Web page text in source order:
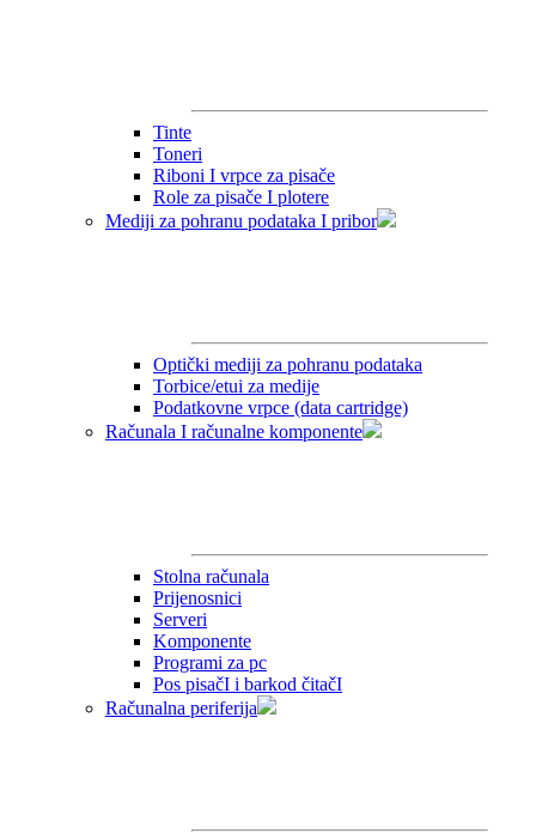
Tinte
Toneri
Riboni I vrpce za pisače
Role za pisače I plotere
Mediji za pohranu podataka I pribor
Optički mediji za pohranu podataka
Torbice/etui za medije
Podatkovne vrpce (data cartridge)
Računala I računalne komponente
Stolna računala
Prijenosnici
Serveri
Komponente
Programi za pc
Pos pisačI i barkod čitačI
Računalna periferija